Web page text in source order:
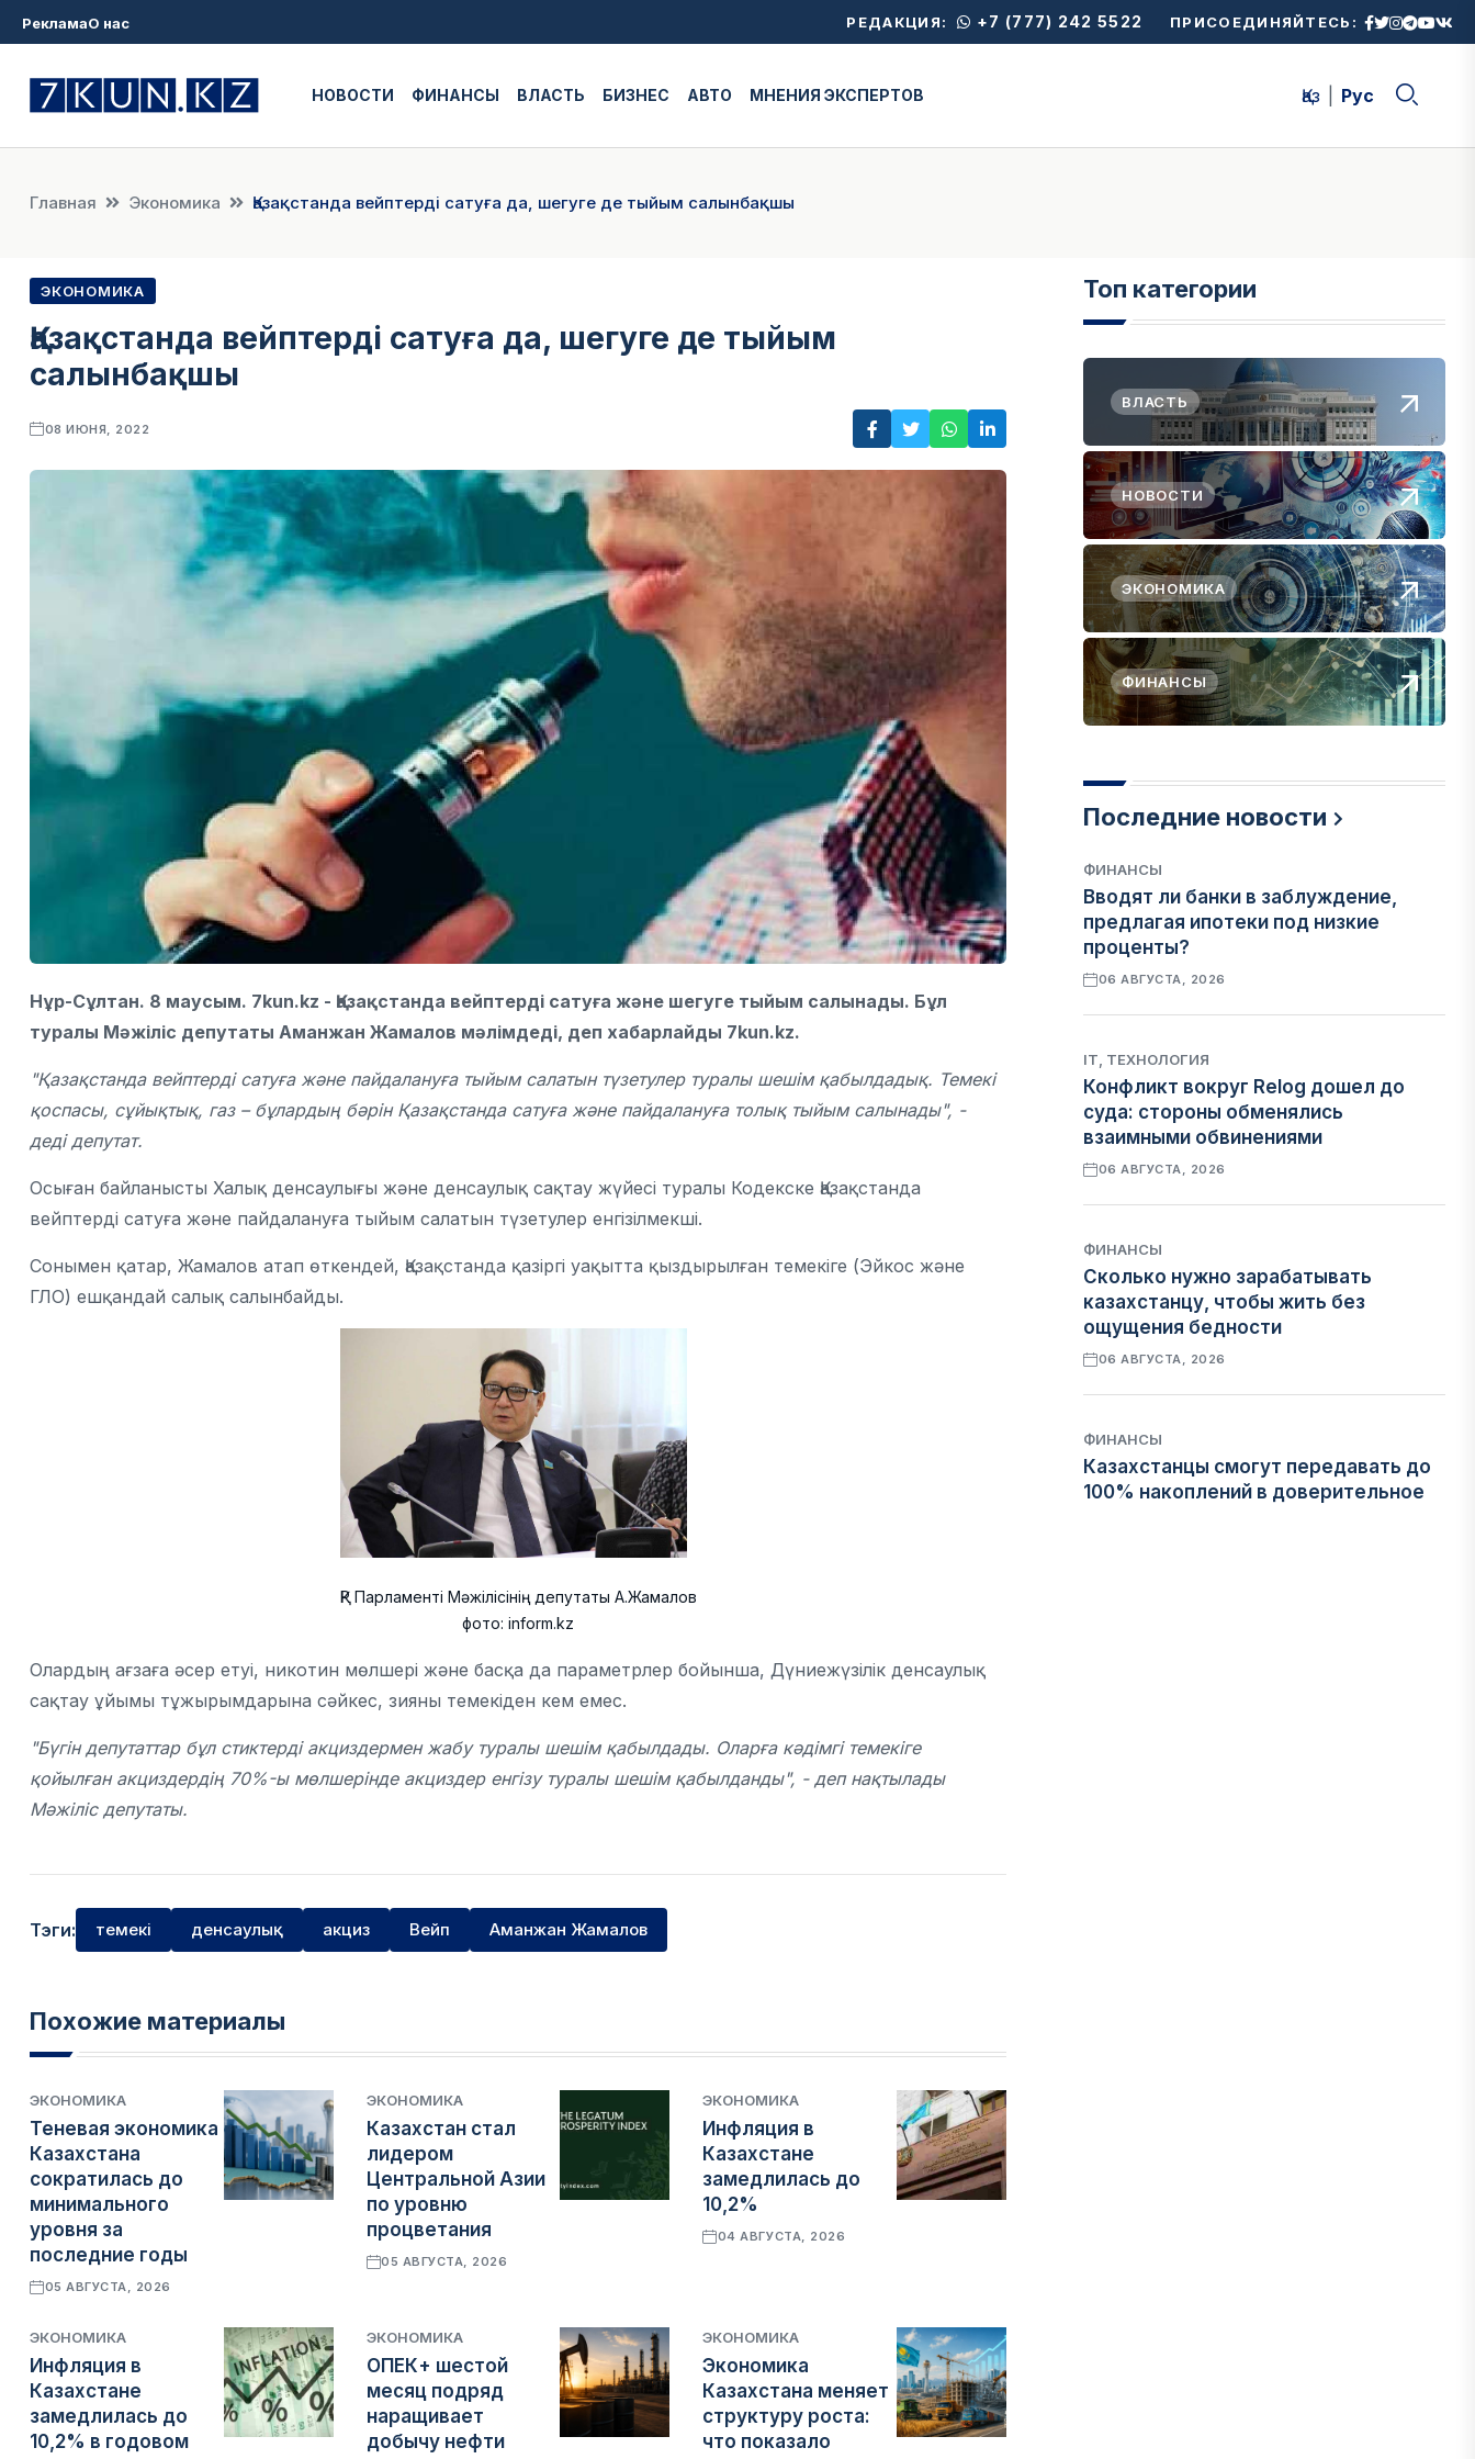
РекламаО нас РЕДАКЦИЯ: +7 (777) 242 5522 ПРИСОЕДИНЯЙТЕСЬ:
НОВОСТИ ФИНАНСЫ ВЛАСТЬ БИЗНЕС АВТО МНЕНИЯ ЭКСПЕРТОВ Қаз Рус
Главная Экономика Қазақстанда вейптерді сатуға да, шегуге де тыйым салынбақшы
ЭКОНОМИКА
Қазақстанда вейптерді сатуға да, шегуге де тыйым
салынбақшы
08 ИЮНЯ, 2022
Нұр-Сұлтан. 8 маусым. 7kun.kz - Қазақстанда вейптерді сатуға және шегуге тыйым салынады. Бұл
туралы Мәжіліс депутаты Аманжан Жамалов мәлімдеді, деп хабарлайды 7kun.kz.
"Қазақстанда вейптерді сатуға және пайдалануға тыйым салатын түзетулер туралы шешім қабылдадық. Темекі
қоспасы, сұйықтық, газ – бұлардың бәрін Қазақстанда сатуға және пайдалануға толық тыйым салынады", -
деді депутат.
Осыған байланысты Халық денсаулығы және денсаулық сақтау жүйесі туралы Кодекске Қазақстанда
вейптерді сатуға және пайдалануға тыйым салатын түзетулер енгізілмекші.
Сонымен қатар, Жамалов атап өткендей, Қазақстанда қазіргі уақытта қыздырылған темекіге (Эйкос және
ГЛО) ешқандай салық салынбайды.
ҚР Парламенті Мәжілісінің депутаты А.Жамалов
фото: inform.kz
Олардың ағзаға әсер етуі, никотин мөлшері және басқа да параметрлер бойынша, Дүниежүзілік денсаулық
сақтау ұйымы тұжырымдарына сәйкес, зияны темекіден кем емес.
"Бүгін депутаттар бұл стиктерді акциздермен жабу туралы шешім қабылдады. Оларға кәдімгі темекіге
қойылған акциздердің 70%-ы мөлшерінде акциздер енгізу туралы шешім қабылданды", - деп нақтылады
Мәжіліс депутаты.
Тэги: темекі денсаулық акциз Вейп Аманжан Жамалов
Похожие материалы
ЭКОНОМИКА
Теневая экономика
Казахстана
сократилась до
минимального
уровня за
последние годы
05 АВГУСТА, 2026
ЭКОНОМИКА
Казахстан стал
лидером
Центральной Азии
по уровню
процветания
05 АВГУСТА, 2026
ЭКОНОМИКА
Инфляция в
Казахстане
замедлилась до
10,2%
04 АВГУСТА, 2026
ЭКОНОМИКА
Инфляция в
Казахстане
замедлилась до
10,2% в годовом
ЭКОНОМИКА
ОПЕК+ шестой
месяц подряд
наращивает
добычу нефти
ЭКОНОМИКА
Экономика
Казахстана меняет
структуру роста:
что показало
Топ категории
ВЛАСТЬ
НОВОСТИ
ЭКОНОМИКА
ФИНАНСЫ
Последние новости
ФИНАНСЫ
Вводят ли банки в заблуждение,
предлагая ипотеки под низкие
проценты?
06 АВГУСТА, 2026
IT, ТЕХНОЛОГИЯ
Конфликт вокруг Relog дошел до
суда: стороны обменялись
взаимными обвинениями
06 АВГУСТА, 2026
ФИНАНСЫ
Сколько нужно зарабатывать
казахстанцу, чтобы жить без
ощущения бедности
06 АВГУСТА, 2026
ФИНАНСЫ
Казахстанцы смогут передавать до
100% накоплений в доверительное